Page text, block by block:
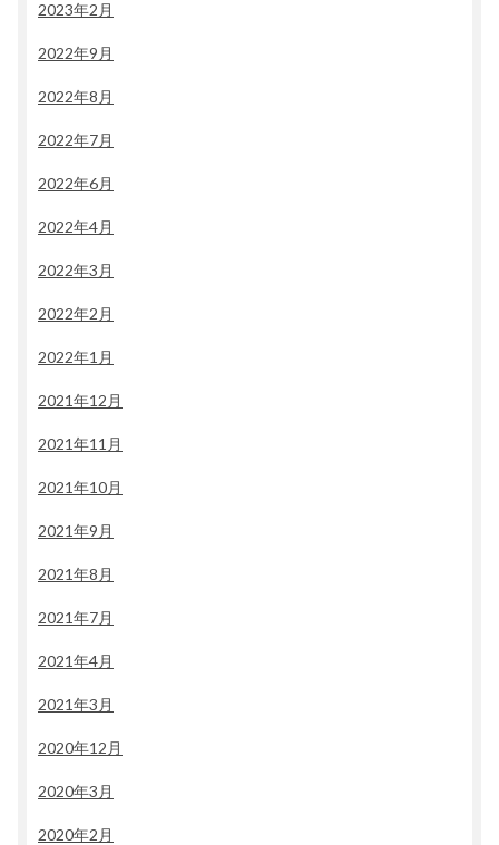
2023年2月
2022年9月
2022年8月
2022年7月
2022年6月
2022年4月
2022年3月
2022年2月
2022年1月
2021年12月
2021年11月
2021年10月
2021年9月
2021年8月
2021年7月
2021年4月
2021年3月
2020年12月
2020年3月
2020年2月